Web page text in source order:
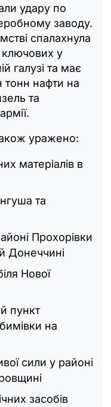
удару по
заводу.
спалахнула
у
галузі та має
тонн нафти на
та
уражено:
матеріалів в
та
Прохорівки
Донеччині
Нової
пункт
на
сили у районі
засобів